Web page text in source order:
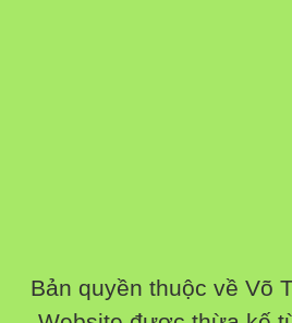
Bản quyền thuộc về Võ